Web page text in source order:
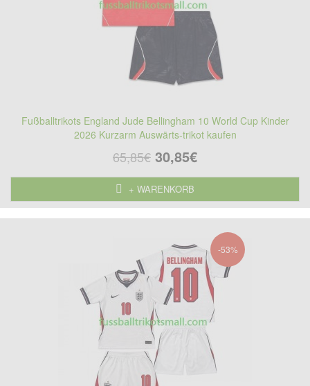
Fußballtrikots England Jude Bellingham 10 World Cup Kinder
2026 Kurzarm Auswärts-trikot kaufen
65,85€ 30,85€
+ WARENKORB
-53%